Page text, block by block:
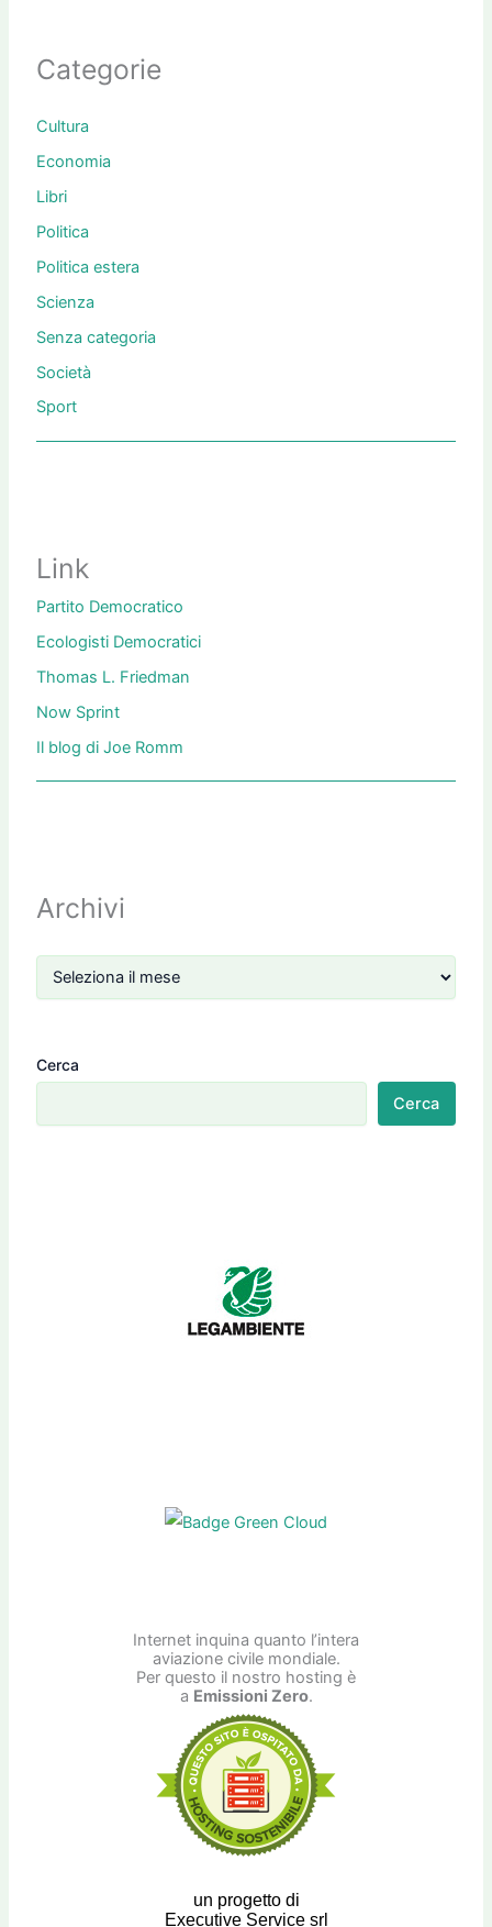
Categorie
Cultura
Economia
Libri
Politica
Politica estera
Scienza
Senza categoria
Società
Sport
Link
Partito Democratico
Ecologisti Democratici
Thomas L. Friedman
Now Sprint
Il blog di Joe Romm
Archivi
Cerca
Cerca
Internet inquina quanto l’intera
aviazione civile mondiale.
Per questo il nostro hosting è
a Emissioni Zero.
un progetto di
Executive Service srl